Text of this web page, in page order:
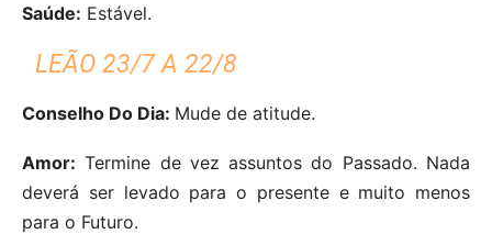
Saúde: Estável.
LEÃO 23/7 A 22/8
Conselho Do Dia: Mude de atitude.
Amor: Termine de vez assuntos do Passado. Nada
deverá ser levado para o presente e muito menos
para o Futuro.